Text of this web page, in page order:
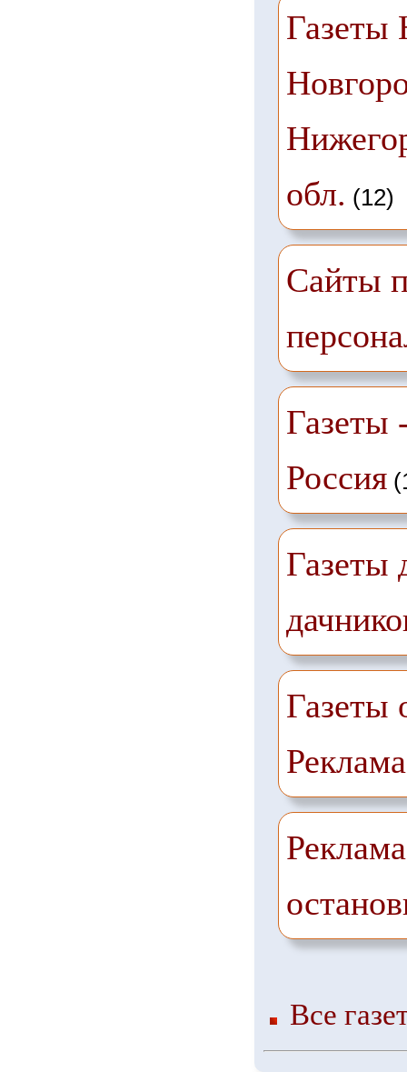
Газеты
обл. (12)
Сайты
Газеты
Россия
Газеты
Газеты
Все